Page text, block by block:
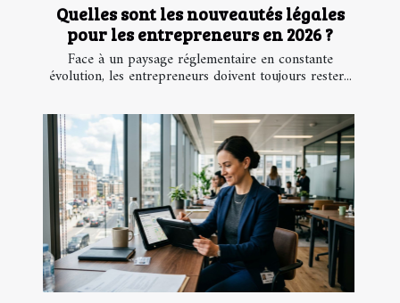
Quelles sont les nouveautés légales
pour les entrepreneurs en 2026 ?
Face à un paysage réglementaire en constante
évolution, les entrepreneurs doivent toujours rester...